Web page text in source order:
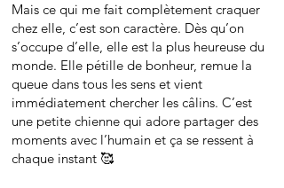
Mais ce qui me fait complètement craquer
chez elle, c’est son caractère. Dès qu’on
s’occupe d’elle, elle est la plus heureuse du
monde. Elle pétille de bonheur, remue la
queue dans tous les sens et vient
immédiatement chercher les câlins. C’est
une petite chienne qui adore partager des
moments avec l’humain et ça se ressent à
chaque instant 🥰